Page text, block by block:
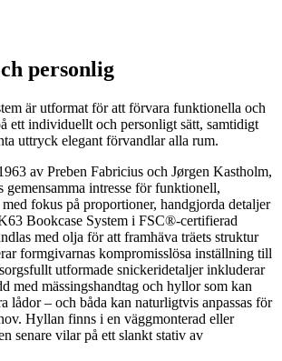
personlig
är utformat för att förvara funktionella och
ett individuellt och personligt sätt, samtidigt
uttryck elegant förvandlar alla rum.
av Preben Fabricius och Jørgen Kastholm,
gemensamma intresse för funktionell,
fokus på proportioner, handgjorda detaljer
Bookcase System i FSC®-certifierad
med olja för att framhäva träets struktur
formgivarnas kompromisslösa inställning till
utformade snickeridetaljer inkluderar
med mässingshandtag och hyllor som kan
lådor – och båda kan naturligtvis anpassas för
Hyllan finns i en väggmonterad eller
senare vilar på ett slankt stativ av